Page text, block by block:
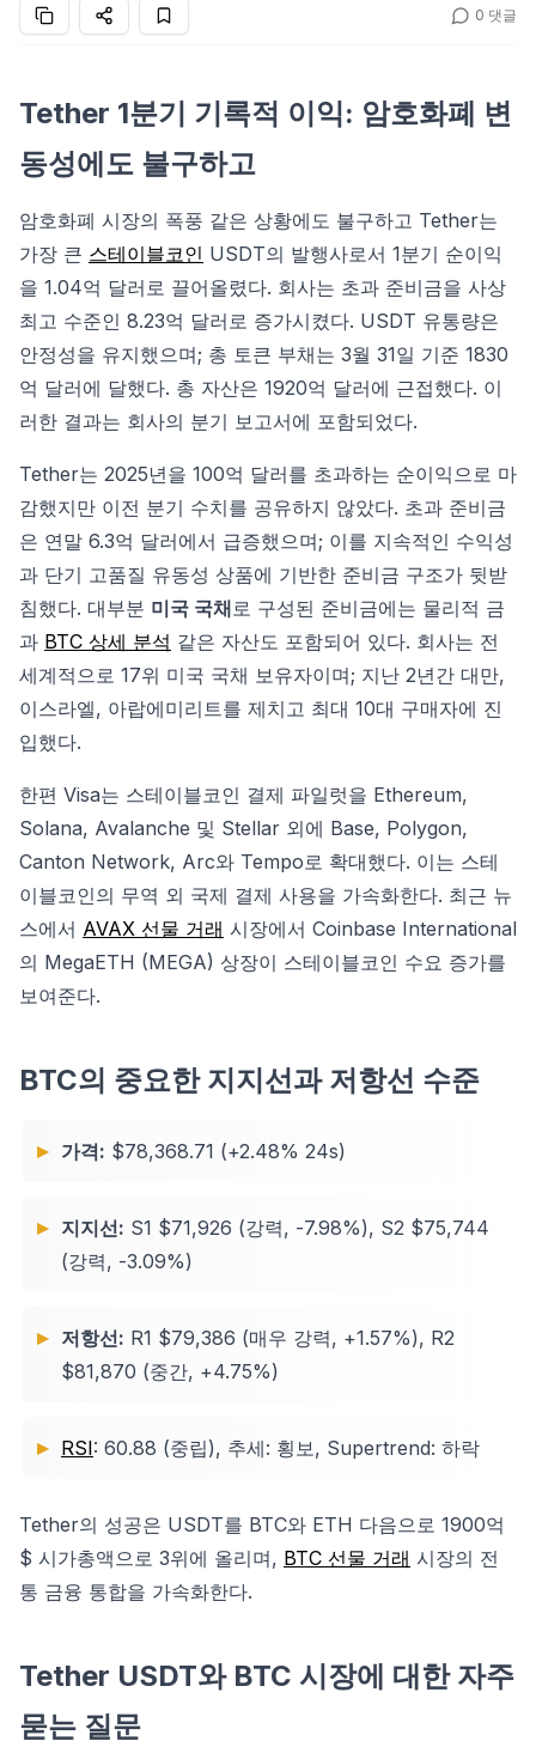
0 댓글
Tether 1분기 기록적 이익: 암호화폐 변
동성에도 불구하고
암호화폐 시장의 폭풍 같은 상황에도 불구하고 Tether는
가장 큰 스테이블코인 USDT의 발행사로서 1분기 순이익
을 1.04억 달러로 끌어올렸다. 회사는 초과 준비금을 사상
최고 수준인 8.23억 달러로 증가시켰다. USDT 유통량은
안정성을 유지했으며; 총 토큰 부채는 3월 31일 기준 1830
억 달러에 달했다. 총 자산은 1920억 달러에 근접했다. 이
러한 결과는 회사의 분기 보고서에 포함되었다.
Tether는 2025년을 100억 달러를 초과하는 순이익으로 마
감했지만 이전 분기 수치를 공유하지 않았다. 초과 준비금
은 연말 6.3억 달러에서 급증했으며; 이를 지속적인 수익성
과 단기 고품질 유동성 상품에 기반한 준비금 구조가 뒷받
침했다. 대부분 미국 국채로 구성된 준비금에는 물리적 금
과 BTC 상세 분석 같은 자산도 포함되어 있다. 회사는 전
세계적으로 17위 미국 국채 보유자이며; 지난 2년간 대만,
이스라엘, 아랍에미리트를 제치고 최대 10대 구매자에 진
입했다.
한편 Visa는 스테이블코인 결제 파일럿을 Ethereum,
Solana, Avalanche 및 Stellar 외에 Base, Polygon,
Canton Network, Arc와 Tempo로 확대했다. 이는 스테
이블코인의 무역 외 국제 결제 사용을 가속화한다. 최근 뉴
스에서 AVAX 선물 거래 시장에서 Coinbase International
의 MegaETH (MEGA) 상장이 스테이블코인 수요 증가를
보여준다.
BTC의 중요한 지지선과 저항선 수준
가격: $78,368.71 (+2.48% 24s)
지지선: S1 $71,926 (강력, -7.98%), S2 $75,744
(강력, -3.09%)
저항선: R1 $79,386 (매우 강력, +1.57%), R2
$81,870 (중간, +4.75%)
RSI: 60.88 (중립), 추세: 횡보, Supertrend: 하락
Tether의 성공은 USDT를 BTC와 ETH 다음으로 1900억
$ 시가총액으로 3위에 올리며, BTC 선물 거래 시장의 전
통 금융 통합을 가속화한다.
Tether USDT와 BTC 시장에 대한 자주
묻는 질문